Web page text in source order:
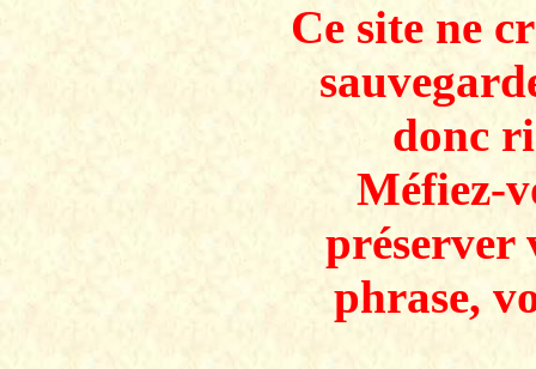
Ce site ne
donc
Méfiez-
préserver
phrase,